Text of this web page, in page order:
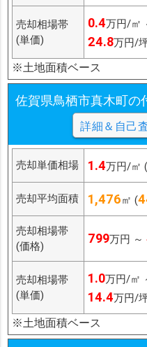
売却相場帯
(単価)
0.4万円/㎡
24.8万円/
※土地面積ベース
佐賀県鳥栖市真木町の
詳細＆自己
売却単価相場 1.4万円/㎡ (
売却平均面積 1,476㎡ (
売却相場帯
(価格)
799万円 ～
売却相場帯
(単価)
1.0万円/㎡
14.4万円/
※土地面積ベース